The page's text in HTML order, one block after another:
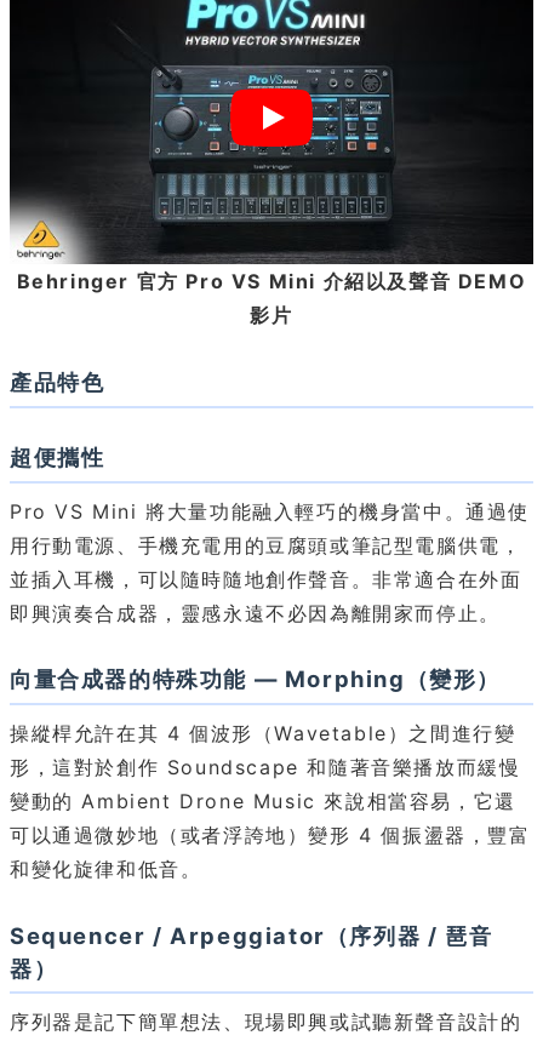
Behringer 官方 Pro VS Mini 介紹以及聲音 DEMO
影片
產品特色
超便攜性
Pro VS Mini 將大量功能融入輕巧的機身當中。通過使
用行動電源、手機充電用的豆腐頭或筆記型電腦供電，
並插入耳機，可以隨時隨地創作聲音。非常適合在外面
即興演奏合成器，靈感永遠不必因為離開家而停止。
向量合成器的特殊功能 — Morphing（變形）
操縱桿允許在其 4 個波形（Wavetable）之間進行變
形，這對於創作 Soundscape 和隨著音樂播放而緩慢
變動的 Ambient Drone Music 來說相當容易，它還
可以通過微妙地（或者浮誇地）變形 4 個振盪器，豐富
和變化旋律和低音。
Sequencer / Arpeggiator（序列器 / 琶音
器）
序列器是記下簡單想法、現場即興或試聽新聲音設計的